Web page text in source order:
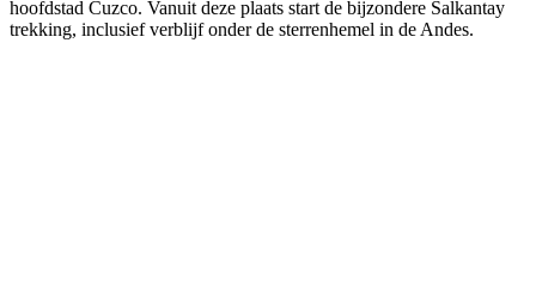
hoofdstad Cuzco. Vanuit deze plaats start de bijzondere Salkantay
trekking, inclusief verblijf onder de sterrenhemel in de Andes.